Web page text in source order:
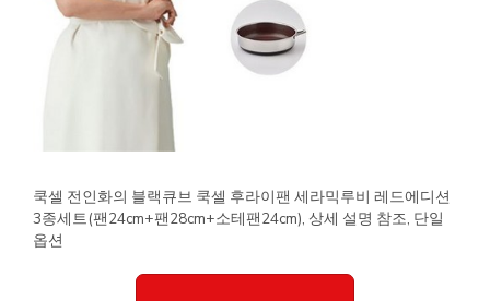
쿡셀 전인화의 블랙큐브 쿡셀 후라이팬 세라믹루비 레드에디션
3종세트(팬24cm+팬28cm+소테팬24cm), 상세 설명 참조, 단일
옵션